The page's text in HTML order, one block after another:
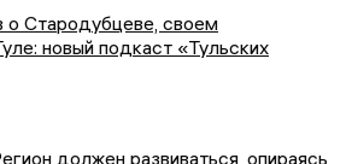
о Стародубцеве, своем
новый подкаст «Тульских
должен развиваться, опираясь